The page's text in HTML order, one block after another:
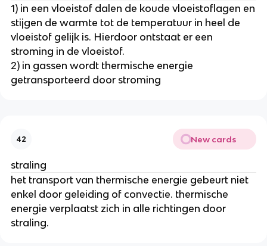
1) in een vloeistof dalen de koude vloeistoflagen en
stijgen de warmte tot de temperatuur in heel de
vloeistof gelijk is. Hierdoor ontstaat er een
stroming in de vloeistof.
2) in gassen wordt thermische energie
getransporteerd door stroming
42 New cards
straling
het transport van thermische energie gebeurt niet
enkel door geleiding of convectie. thermische
energie verplaatst zich in alle richtingen door
straling.